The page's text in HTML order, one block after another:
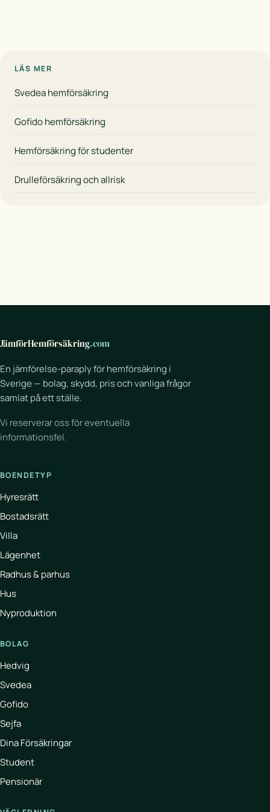
LÄS MER
Svedea hemförsäkring
Gofido hemförsäkring
Hemförsäkring för studenter
Drulleförsäkring och allrisk
JämförHemförsäkring.com
En jämförelse-paraply för hemförsäkring i
Sverige — bolag, skydd, pris och vanliga frågor
samlat på ett ställe.
Vi reserverar oss för eventuella
informationsfel.
BOENDETYP
Hyresrätt
Bostadsrätt
Villa
Lägenhet
Radhus & parhus
Hus
Nyproduktion
BOLAG
Hedvig
Svedea
Gofido
Sejfa
Dina Försäkringar
Student
Pensionär